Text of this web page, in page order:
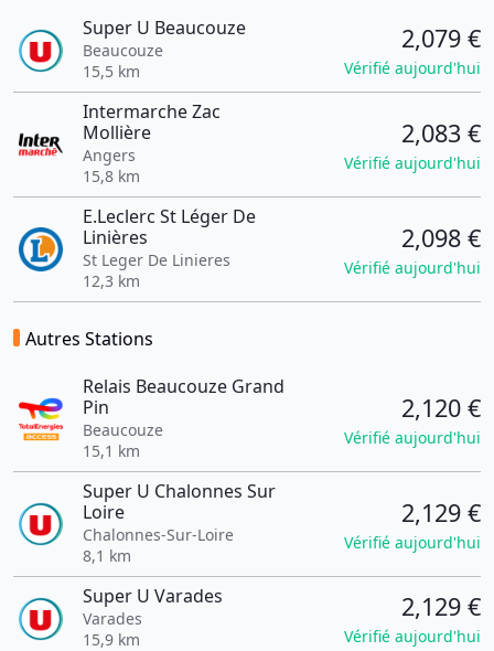
Super U Beaucouze
Beaucouze
15,5 km
2,079 €
Vérifié aujourd'hui
Intermarche Zac
Mollière
Angers
15,8 km
2,083 €
Vérifié aujourd'hui
E.Leclerc St Léger De
Linières
St Leger De Linieres
12,3 km
2,098 €
Vérifié aujourd'hui
Autres Stations
Relais Beaucouze Grand
Pin
Beaucouze
15,1 km
2,120 €
Vérifié aujourd'hui
Super U Chalonnes Sur
Loire
Chalonnes-Sur-Loire
8,1 km
2,129 €
Vérifié aujourd'hui
Super U Varades
Varades
15,9 km
2,129 €
Vérifié aujourd'hui